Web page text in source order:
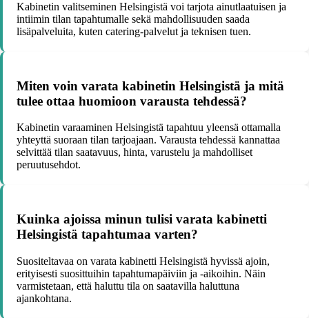
Kabinetin valitseminen Helsingistä voi tarjota ainutlaatuisen ja
intiimin tilan tapahtumalle sekä mahdollisuuden saada
lisäpalveluita, kuten catering-palvelut ja teknisen tuen.
Miten voin varata kabinetin Helsingistä ja mitä
tulee ottaa huomioon varausta tehdessä?
Kabinetin varaaminen Helsingistä tapahtuu yleensä ottamalla
yhteyttä suoraan tilan tarjoajaan. Varausta tehdessä kannattaa
selvittää tilan saatavuus, hinta, varustelu ja mahdolliset
peruutusehdot.
Kuinka ajoissa minun tulisi varata kabinetti
Helsingistä tapahtumaa varten?
Suositeltavaa on varata kabinetti Helsingistä hyvissä ajoin,
erityisesti suosittuihin tapahtumapäiviin ja -aikoihin. Näin
varmistetaan, että haluttu tila on saatavilla haluttuna
ajankohtana.